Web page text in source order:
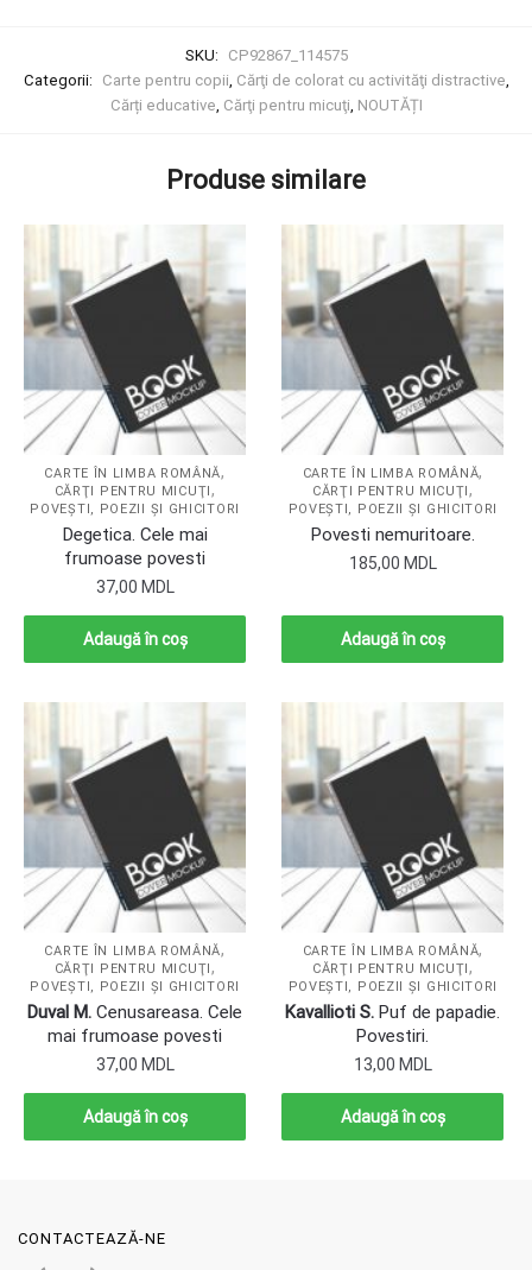
SKU:
CP92867_114575
Categorii:
Carte pentru copii Cărţi de colorat cu activităţi distractive
Cărți educative Cărţi pentru micuţi NOUTĂȚI
Produse similare
CARTE ÎN LIMBA ROMÂNĂ,
CĂRŢI PENTRU MICUŢI ,
POVEŞTI, POEZII ŞI GHICITORI
Degetica. Cele mai
frumoase povesti
37,00 MDL
Adaugă în coș
CARTE ÎN LIMBA ROMÂNĂ,
CĂRŢI PENTRU MICUŢI,
POVEŞTI, POEZII ŞI GHICITORI
Povesti nemuritoare.
185,00 MDL
Adaugă în coș
CARTE ÎN LIMBA ROMÂNĂ,
CĂRŢI PENTRU MICUŢI,
POVEŞTI, POEZII ŞI GHICITORI
Duval M. Cenusareasa. Cele
mai frumoase povesti
37,00 MDL
Adaugă în coș
CARTE ÎN LIMBA ROMÂNĂ,
CĂRŢI PENTRU MICUŢI,
POVEŞTI, POEZII ŞI GHICITORI
Kavallioti S. Puf de papadie.
Povestiri.
13,00 MDL
Adaugă în coș
CONTACTEAZĂ-NE